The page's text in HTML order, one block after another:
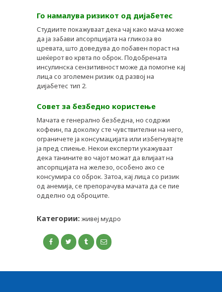
Го намалува ризикот од дијабетес
Студиите покажуваат дека чај како мача може
да ја забави апсорпцијата на гликоза во
цревата, што доведува до побавен пораст на
шеќерот во крвта по оброк. Подобрената
инсулинска сензитивност може да помогне кај
лица со зголемен ризик од развој на
дијабетес тип 2.
Совет за безбедно користење
Мачата е генерално безбедна, но содржи
кофеин, па доколку сте чувствителни на него,
ограничете ја консумацијата или избегнувајте
ја пред спиење. Некои експерти укажуваат
дека танините во чајот можат да влијаат на
апсорпцијата на железо, особено ако се
консумира со оброк. Затоа, кај лица со ризик
од анемија, се препорачува мачата да се пие
одделно од оброците.
Категории:живеј мудро